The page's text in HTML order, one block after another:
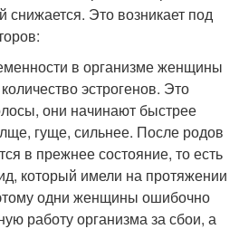
снижается. Это возникает под
в организме женщины
эстрогенов. Это
они начинают быстрее
гуще, сильнее. После родов
в прежнее состояние, то есть
который имели на протяжении
одни женщины ошибочно
работу организма за сбои, а